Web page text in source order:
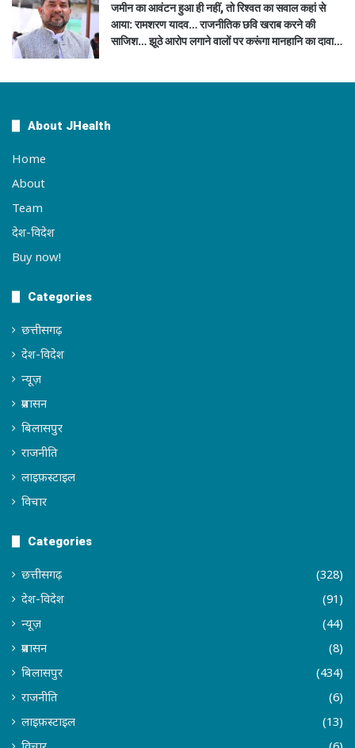
जमीन का आवंटन हुआ ही नहीं, तो रिश्वत का सवाल कहां से
आया: रामशरण यादव… राजनीतिक छवि खराब करने की
साजिश… झूठे आरोप लगाने वालों पर करूंगा मानहानि का दावा…
About JHealth
Home
About
Team
देश-विदेश
Buy now!
Categories
छत्तीसगढ़
देश-विदेश
न्यूज़
प्रशासन
बिलासपुर
राजनीति
लाइफ़स्टाइल
विचार
Categories
छत्तीसगढ़
(328)
देश-विदेश
(91)
न्यूज़
(44)
प्रशासन
(8)
बिलासपुर
(434)
राजनीति
(6)
लाइफ़स्टाइल
(13)